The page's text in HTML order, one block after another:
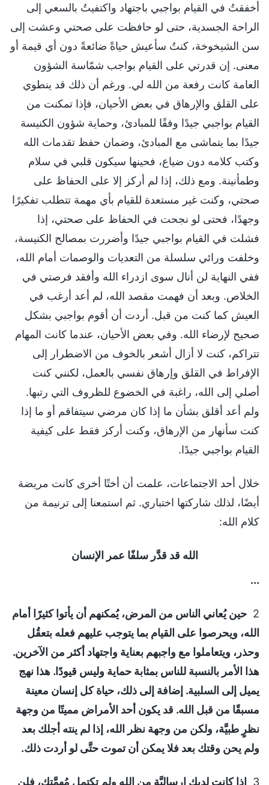
أخفقتُ في القيام بواجبي باجتهاد واكتفيتُ بالسعي إلى
الراحة الجسدية، حتى لو حافظت على صحتي وعشت إلى
سن الشيخوخة، كنتُ سأعيش حياةً ضائعةً دون أي قيمة أو
معنى. إن قدرتي على القيام بواجب شمّاسة الشؤون
العامة كانت رفعة من الله لي. ورغم أن ذلك قد ينطوي
على القلق والإرهاق في بعض الأحيان، فإذا تمكنت من
القيام بواجبي جيدًا وفقًا للمبادئ، وحماية شؤون الكنيسة
جيدًا بما يتماشى مع المبادئ، وضمان حفظ تقدمات الله
وكتب كلامه دون ضياع، فحينها سيكون قلبي في سلام
وطمأنينة. ومع ذلك، إذا لم أركز إلا على الحفاظ على
صحتي، وكنت غير مستعدة للقيام بأي مهمة تتطلب تفكيرًا
وجهدًا، فحتى لو نجحت في الحفاظ على صحتي، إذا
فشلت في القيام بواجبي جيدًا وأضررت بمصالح الكنيسة،
وخلفت ورائي سلسلة من التعديات والوصمات أمام الله،
ففي النهاية لن أنال سوى ازدراء الله وأفقد فرصتي في
الخلاص. وبعد أن فهمت مقصد الله، لم أعد أرغب في
العيش كما كنت من قبل. أردت أن أقوم بواجبي بشكل
صحيح لإرضاء الله. وفي بعض الأحيان، عندما كانت المهام
تتراكم، كنت لا أزال أشعر بالخوف من الاضطرار إلى
الإفراط في القلق وإرهاق نفسي بالعمل، لكنني كنت
أصلي إلى الله، راغبة في الخضوع للظروف التي رتبها.
ولم أعد أقلق بشأن ما إذا كان مرضي سيتفاقم أو ما إذا
كنت سأنهار من الإرهاق، وكنت أركز فقط على كيفية
القيام بواجبي جيدًا.
خلال أحد الاجتماعات، علمت أن أختًا أخرى كانت مريضة
أيضًا، لذلك شاركتها اختباري. ثم استمعنا إلى ترنيمة من
كلام الله:
الله قد قدَّر سلفًا عمر الإنسان
...
2 حين يُعاني الناس من المرض، يُمكنهم أن يأتوا كثيرًا أمام
الله، ويحرصوا على القيام بما يتوجب عليهم فعله بتعقُل
وحذر، ويتعاملوا مع واجبهم بعناية واجتهاد أكثر من الآخرين.
هذا الأمر بالنسبة للناس بمثابة حماية وليس قيودًا. هذا نهج
يميل إلى السلبية. إضافة إلى ذلك، حياة كل إنسان معينة
مسبقًا من قبل الله. قد يكون أحد الأمراض مميتًا من وجهة
نظرٍ طبيَّة، ولكن من وجهة نظر الله، إذا لم ينته أجلك بعد
ولم يحن وقتك بعد فلا يمكن أن تموت حتَّى لو أردت ذلك.
3 إذا كانت لديك إرساليَّة من الله ولم تكتمل مُهمَّتك، فلن